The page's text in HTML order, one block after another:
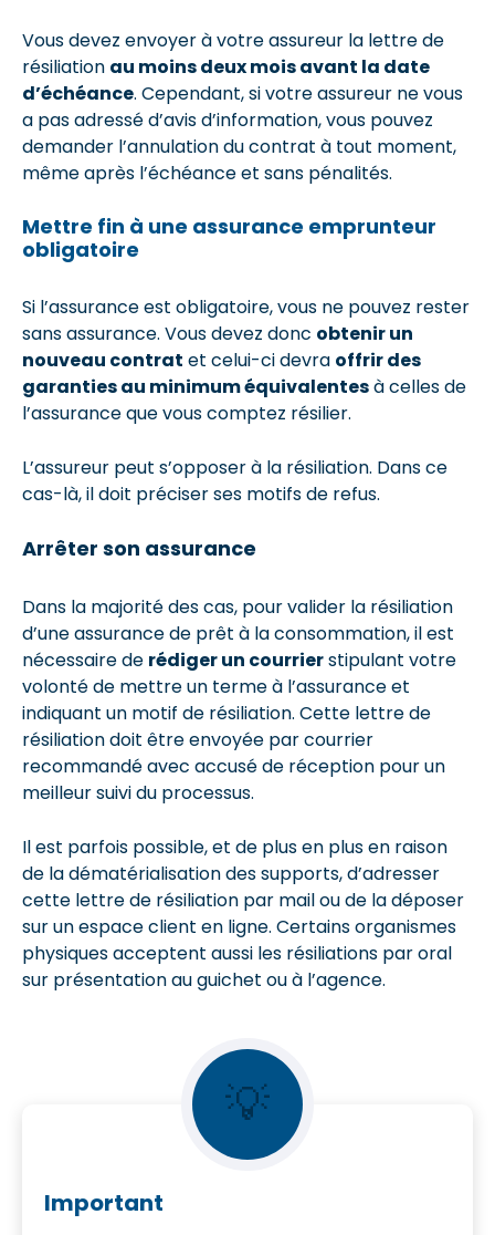
Vous devez envoyer à votre assureur la lettre de
résiliation au moins deux mois avant la date
d’échéance. Cependant, si votre assureur ne vous
a pas adressé d’avis d’information, vous pouvez
demander l’annulation du contrat à tout moment,
même après l’échéance et sans pénalités.
Mettre fin à une assurance emprunteur
obligatoire
Si l’assurance est obligatoire, vous ne pouvez rester
sans assurance. Vous devez donc obtenir un
nouveau contrat et celui-ci devra offrir des
garanties au minimum équivalentesà celles de
l’assurance que vous comptez résilier.
L’assureur peut s’opposer à la résiliation. Dans ce
cas-là, il doit préciser ses motifs de refus.
Arrêter son assurance
Dans la majorité des cas, pour valider la résiliation
d’une assurance de prêt à la consommation, il est
nécessaire de rédiger un courrierstipulant votre
volonté de mettre un terme à l’assurance et
indiquant un motif de résiliation. Cette lettre de
résiliation doit être envoyée par courrier
recommandé avec accusé de réception pour un
meilleur suivi du processus.
Il est parfois possible, et de plus en plus en raison
de la dématérialisation des supports, d’adresser
cette lettre de résiliation par mail ou de la déposer
sur un espace client en ligne. Certains organismes
physiques acceptent aussi les résiliations par oral
sur présentation au guichet ou à l’agence.
💡
Important